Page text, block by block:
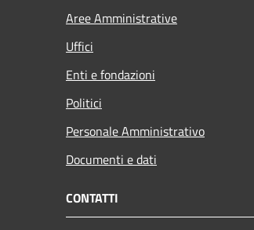
Aree Amministrative
Uffici
Enti e fondazioni
Politici
Personale Amministrativo
Documenti e dati
CONTATTI